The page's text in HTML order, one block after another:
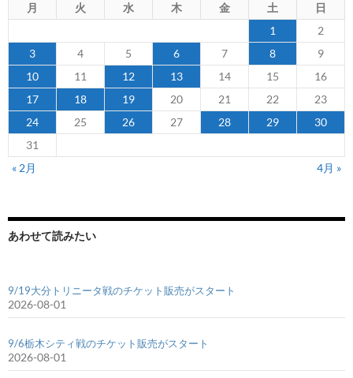
月 火 水 木 金 土
日
1
2
3
4 5 6 7 8
9
10
11 12 13 14 15
16
17
18 19 20 21 22
23
24
25 26 27 28 29
30
31
« 2月
4月 »
あわせて読みたい
9/19大分トリニータ戦のチケット販売がスタート
2026-08-01
9/6栃木シティ戦のチケット販売がスタート
2026-08-01